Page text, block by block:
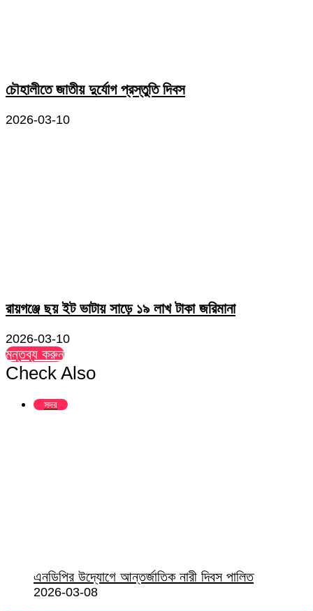
চৌহালীতে জাতীয় দুর্যোগ প্রস্তুতি দিবস
2026-03-10
রায়গঞ্জে ছয় ইট ভাটায় সাড়ে ১৯ লাখ টাকা জরিমানা
2026-03-10
মন্তব্য করুন
Check Also
সদর
এনডিপির উদ্যোগে আন্তর্জাতিক নারী দিবস পালিত
2026-03-08